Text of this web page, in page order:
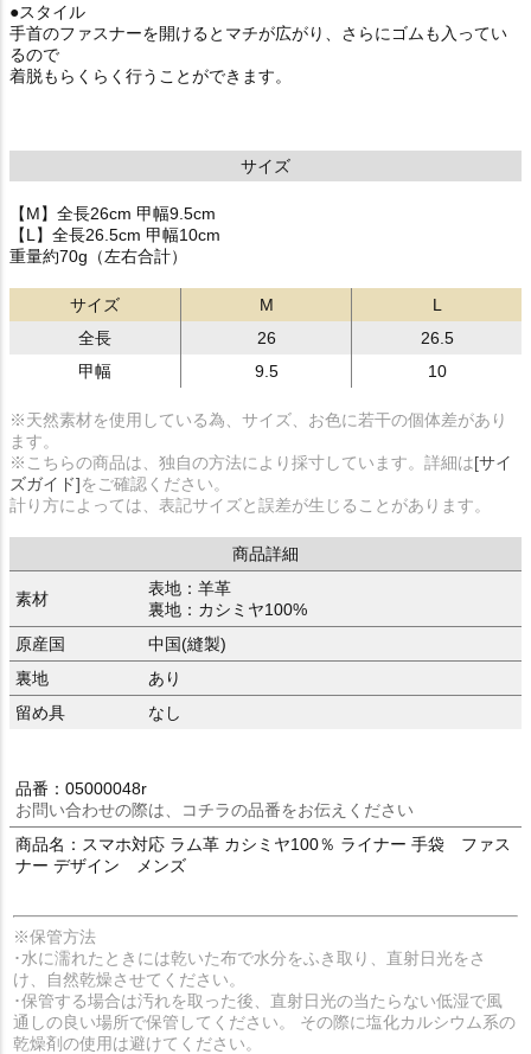
●スタイル
手首のファスナーを開けるとマチが広がり、さらにゴムも入ってい
るので
着脱もらくらく行うことができます。
サイズ
【M】全長26cm 甲幅9.5cm
【L】全長26.5cm 甲幅10cm
重量約70g（左右合計）
サイズ M
L
全長
26
26.5
甲幅
9.5 10
※天然素材を使用している為、サイズ、お色に若干の個体差があり
ます。
※こちらの商品は、独自の方法により採寸しています。詳細は[サイ
ズガイド]をご確認ください。
計り方によっては、表記サイズと誤差が生じることがあります。
商品詳細
素材
表地：羊革
裏地：カシミヤ100%
原産国
中国(縫製)
裏地
あり
留め具
なし
品番：05000048r
お問い合わせの際は、コチラの品番をお伝えください
商品名：スマホ対応 ラム革 カシミヤ100％ ライナー 手袋 ファス
ナー デザイン メンズ
※保管方法
･水に濡れたときには乾いた布で水分をふき取り、直射日光をさ
け、自然乾燥させてください。
･保管する場合は汚れを取った後、直射日光の当たらない低湿で風
通しの良い場所で保管してください。 その際に塩化カルシウム系の
乾燥剤の使用は避けてください。